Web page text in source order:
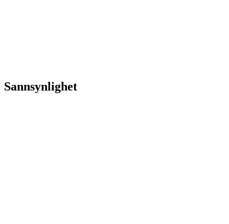
Sannsynlighet